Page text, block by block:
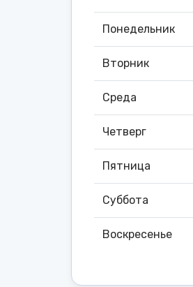
Понедельник
Вторник
Среда
Четверг
Пятница
Суббота
Воскресенье